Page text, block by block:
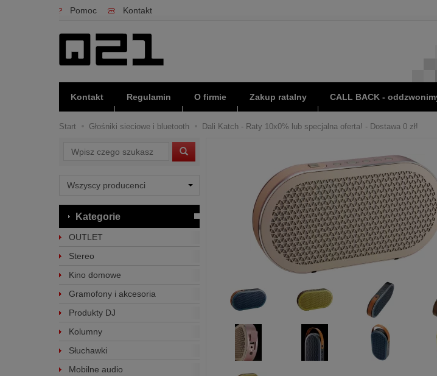
Pomoc Kontakt
Kontakt Regulamin O firmie Zakup ratalny CALL BACK -
Start Głośniki sieciowe i bluetooth Dali Katch - Raty 10x0% lub specjalna oferta! - Dostawa 0 zł!
Wyszukaj
Kategorie
OUTLET
Stereo
Kino domowe
Gramofony i akcesoria
Produkty DJ
Kolumny
Słuchawki
Mobilne audio